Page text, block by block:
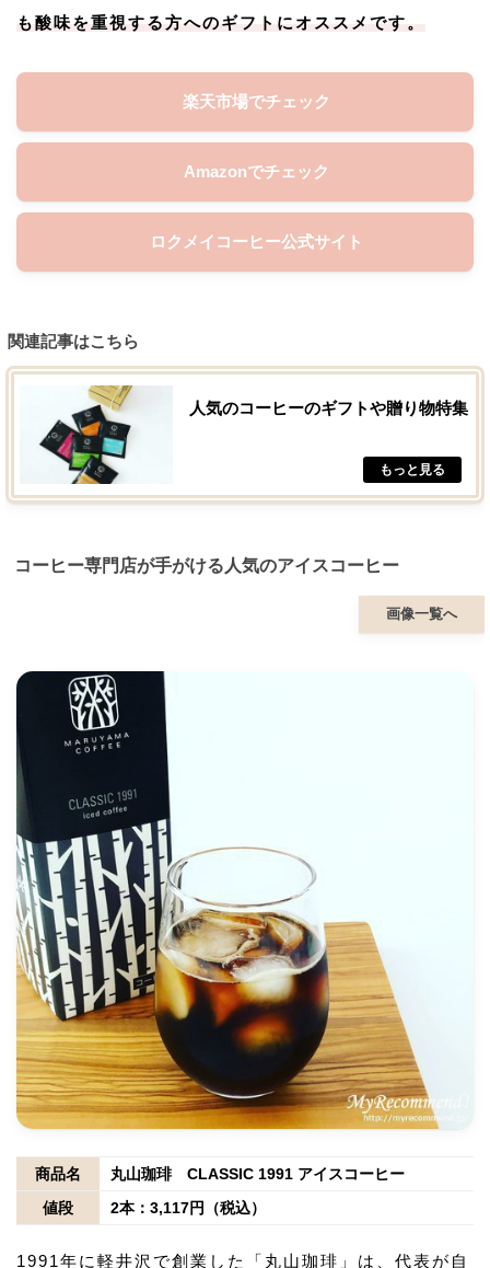
も酸味を重視する方へのギフトにオススメです。
楽天市場でチェック
Amazonでチェック
ロクメイコーヒー公式サイト
関連記事はこちら
人気のコーヒーのギフトや贈り物特集
コーヒー専門店が手がける人気のアイスコーヒー
画像一覧へ
商品名
丸山珈琲 CLASSIC 1991 アイスコーヒー
値段
2本：3,117円（税込）
1991年に軽井沢で創業した「丸山珈琲」は、代表が自